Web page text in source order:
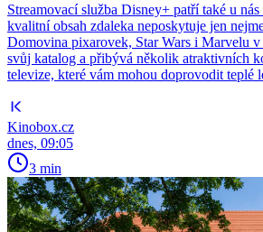
Streamovací služba Disney+ patří také u
kvalitní obsah zdaleka neposkytuje jen
Domovina pixarovek, Star Wars i Marvelu v
svůj katalog a přibývá několik atraktivních
televize, které vám mohou doprovodit teplé
Kinobox.cz
dnes, 09:05
3 min